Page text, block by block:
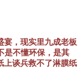
宴，现实里九成老板
不懂环保，是其
上谈兵救不了淋膜纸